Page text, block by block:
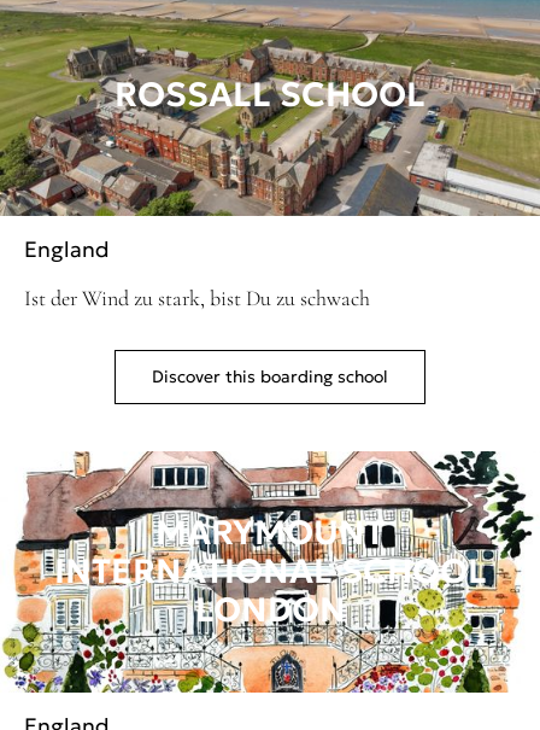
ROSSALL SCHOOL
England
Ist der Wind zu stark, bist Du zu schwach
Discover this boarding school
MARYMOUNT
INTERNATIONAL SCHOOL
LONDON